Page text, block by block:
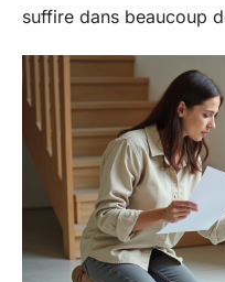
suffire dans beaucoup